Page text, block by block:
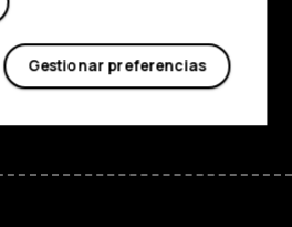
YoutubeLinkedinDiscord
Gestionar preferencias